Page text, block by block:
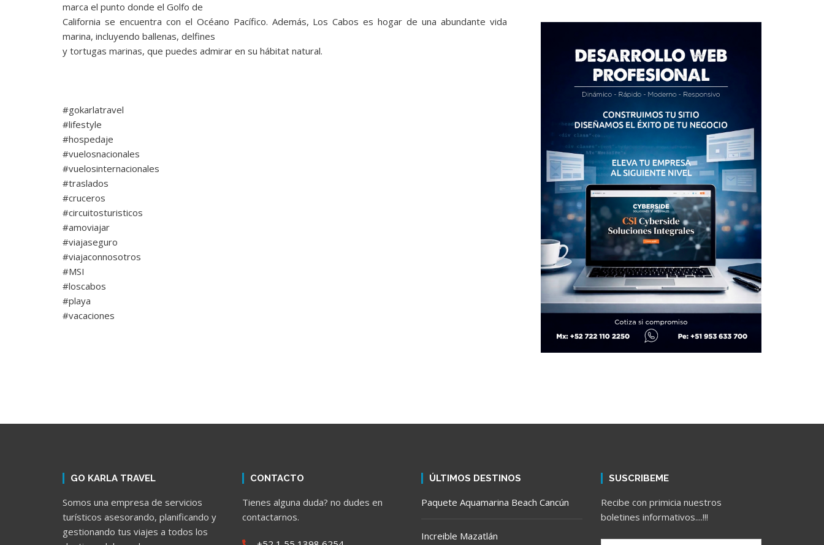
marca el punto donde el Golfo de
California se encuentra con el Océano Pacífico. Además, Los Cabos es hogar de una abundante vida
marina, incluyendo ballenas, delfines
y tortugas marinas, que puedes admirar en su hábitat natural.
#gokarlatravel
#lifestyle
#hospedaje
#vuelosnacionales
#vuelosinternacionales
#traslados
#cruceros
#circuitosturisticos
#amoviajar
#viajaseguro
#viajaconnosotros
#MSI
#loscabos
#playa
#vacaciones
GO KARLA TRAVEL
Somos una empresa de servicios
turísticos asesorando, planificando y
gestionando tus viajes a todos los
CONTACTO
Tienes alguna duda? no dudes en
contactarnos.
ÚLTIMOS DESTINOS
Paquete Aquamarina Beach Cancún
Increible Mazatlán
SUSCRIBEME
Recibe con primicia nuestros
boletines informativos....!!!